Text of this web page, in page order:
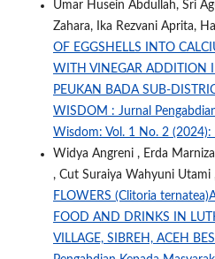
Umar Husein Abdullah, Sri
Zahara, Ika Rezvani Aprita,
OF EGGSHELLS INTO
WITH VINEGAR ADDITION
PEUKAN BADA SUB-
WISDOM : Jurnal
Wisdom: Vol. 1 No. 2
Widya Angreni , Erda
, Cut Suraiya Wahyuni Utami
FLOWERS (Clitoria
FOOD AND DRINKS IN
VILLAGE, SIBREH, ACEH